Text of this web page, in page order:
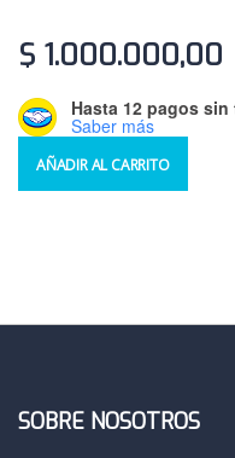
$ 1.000.000,00
Hasta 12 pagos sin
Saber más
AÑADIR AL CARRITO
SOBRE NOSOTROS